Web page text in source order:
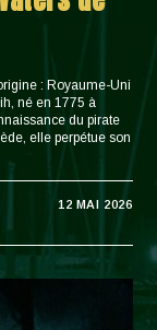
: Royaume-Uni
né en 1775 à
du pirate
elle perpétue son
12 MAI 2026